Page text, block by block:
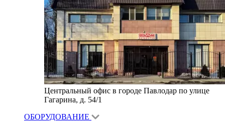
Центральный офис в городе Павлодар по улице
Гагарина, д. 54/1
ОБОРУДОВАНИЕ